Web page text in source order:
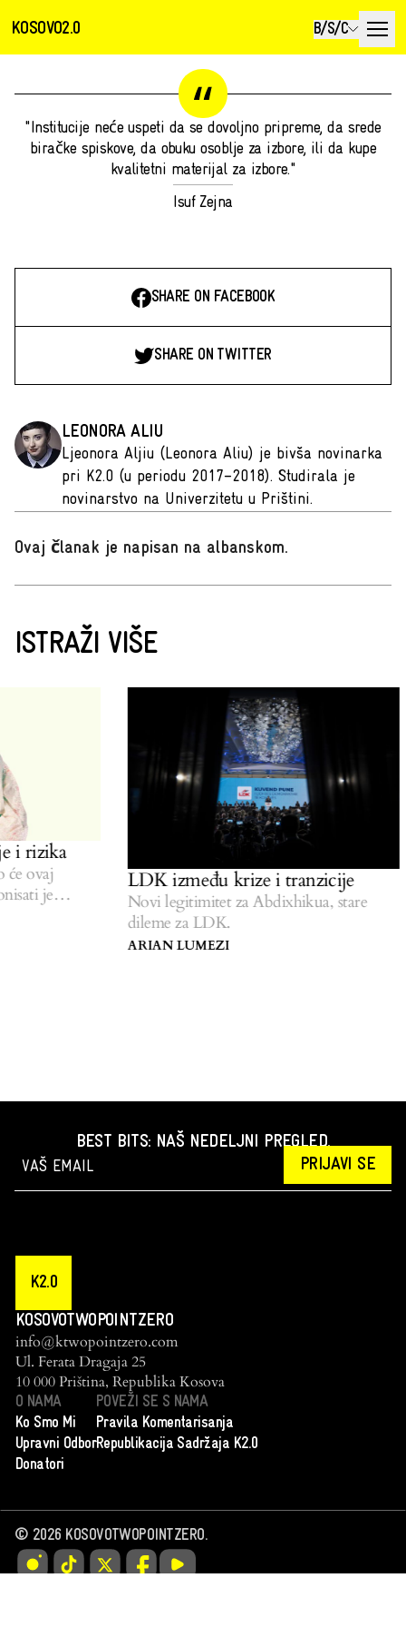
KOSOVO2.0 B/S/C
"Institucije neće uspeti da se dovoljno pripreme, da srede
biračke spiskove, da obuku osoblje za izbore, ili da kupe
kvalitetni materijal za izbore."
Isuf Zejna
SHARE ON FACEBOOK
SHARE ON TWITTER
LEONORA ALIU
Ljeonora Aljiu (Leonora Aliu) je bivša novinarka
pri K2.0 (u periodu 2017–2018). Studirala je
novinarstvo na Univerzitetu u Prištini.
Ovaj članak je napisan na albanskom.
ISTRAŽI VIŠE
i rizika
ovaj
je
LDK između krize i tranzicije
Novi legitimitet za Abdixhikua, stare
dileme za LDK.
ARIAN LUMEZI
BEST BITS: NAŠ NEDELJNI PREGLED.
PRIJAVI SE
K2.0
KOSOVOTWOPOINTZERO
info@ktwopointzero.com
Ul. Ferata Dragaja 25
10 000 Priština, Republika Kosova
O NAMA
Ko Smo Mi
Upravni Odbor
Donatori
POVEŽI SE S NAMA
Pravila Komentarisanja
Republikacija Sadržaja K2.0
© 2026KOSOVOTWOPOINTZERO.